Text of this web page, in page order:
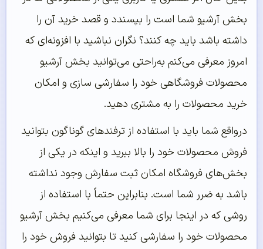
بخش آرشیو شما است را بپسندد و قصد خرید آن را
داشته باشد باید چه کنند؟ نگران نباشید با افزونه‌ای که
امروز معرفی می‌کنم به‌راحتی می‌توانید بخش آرشیو
محصولات فروشگاهی خود را سفارشی سازی و امکان
خرید محصولات را به مشتری دهید.
درواقع شما باید با استفاده از ترفندهای گوناگون بتوانید
فروش محصولات خود را بالا ببرید و اینکه در یکی از
بخش‌های فروشگاه امکان ثبت سفارش وجود نداشته
باشد به ضرر شما است. بنابراین حتماً با استفاده از
روشی که در اینجا برای شما معرفی می‌کنیم بخش آرشیو
محصولات خود را سفارشی کنید تا بتوانید فروش خود را